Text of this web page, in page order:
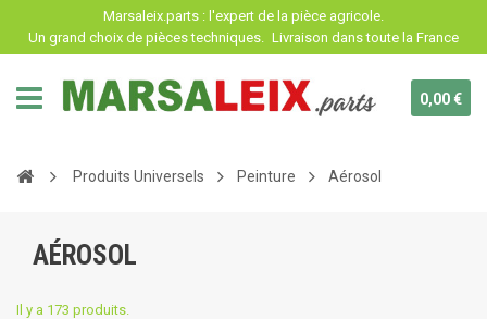
Marsaleix.parts : l'expert de la pièce agricole.
Un grand choix de pièces techniques. Livraison dans toute la France
0,00 €
Produits Universels Peinture Aérosol
AÉROSOL
Il y a 173 produits.
Panneau de gestion des cookies